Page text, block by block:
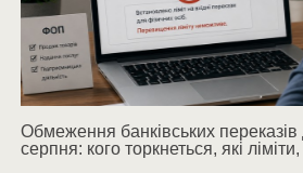
Обмеження банківських
серпня: кого торкнеться, які